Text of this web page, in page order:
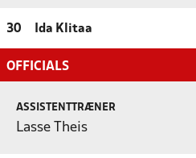
30 Ida Klitaa
OFFICIALS
ASSISTENTTRÆNER
Lasse Theis